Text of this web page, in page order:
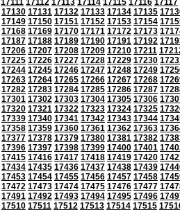
17111 17112 17113 17114 17115 17116 17117
17130 17131 17132 17133 17134 17135
17149 17150 17151 17152 17153 17154
17168 17169 17170 17171 17172 17173
17187 17188 17189 17190 17191 17192
17206 17207 17208 17209 17210 17211
17225 17226 17227 17228 17229 17230
17244 17245 17246 17247 17248 17249
17263 17264 17265 17266 17267 17268
17282 17283 17284 17285 17286 17287
17301 17302 17303 17304 17305 17306
17320 17321 17322 17323 17324 17325
17339 17340 17341 17342 17343 17344
17358 17359 17360 17361 17362 17363
17377 17378 17379 17380 17381 17382
17396 17397 17398 17399 17400 17401
17415 17416 17417 17418 17419 17420
17434 17435 17436 17437 17438 17439
17453 17454 17455 17456 17457 17458
17472 17473 17474 17475 17476 17477
17491 17492 17493 17494 17495 17496
17510 17511 17512 17513 17514 17515